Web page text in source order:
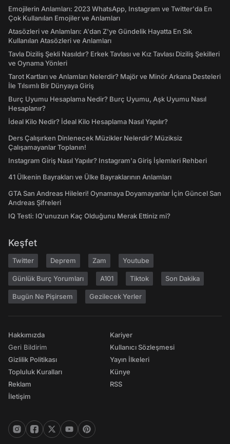
Emojilerin Anlamları: 2023 WhatsApp, Instagram ve Twitter'da En
Çok Kullanılan Emojiler ve Anlamları
Atasözleri ve Anlamları: A'dan Z'ye Gündelik Hayatta En Sık
Kullanılan Atasözleri ve Anlamları
Tavla Diziliş Şekli Nasıldır? Erkek Tavlası ve Kız Tavlası Diziliş Şekilleri
ve Oynama Yönleri
Tarot Kartları ve Anlamları Nelerdir? Majör ve Minör Arkana Desteleri
İle Tılsımlı Bir Dünyaya Giriş
Burç Uyumu Hesaplama Nedir? Burç Uyumu, Aşk Uyumu Nasıl
Hesaplanır?
İdeal Kilo Nedir? İdeal Kilo Hesaplama Nasıl Yapılır?
Ders Çalışırken Dinlenecek Müzikler Nelerdir? Müziksiz
Çalışamayanlar Toplanın!
Instagram Giriş Nasıl Yapılır? Instagram'a Giriş İşlemleri Rehberi
41 Ülkenin Bayrakları ve Ülke Bayraklarının Anlamları
GTA San Andreas Hileleri! Oynamaya Doyamayanlar İçin Güncel San
Andreas Şifreleri
IQ Testi: IQ'unuzun Kaç Olduğunu Merak Ettiniz mi?
Keşfet
Twitter Deprem Zam Youtube
Günlük Burç Yorumları A101 Tiktok Son Dakika
Bugün Ne Pişirsem Gezilecek Yerler
Hakkımızda
Geri Bildirim
Gizlilik Politikası
Topluluk Kuralları
Reklam
İletişim
Kariyer
Kullanıcı Sözleşmesi
Yayın İlkeleri
Künye
RSS